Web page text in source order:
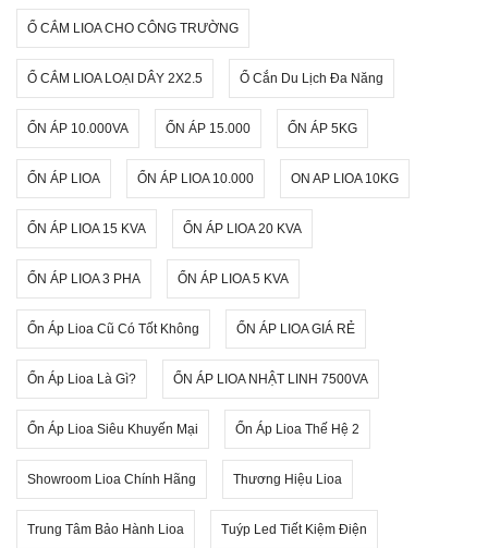
Ổ CẮM LIOA CHO CÔNG TRƯỜNG
Ổ CẮM LIOA LOẠI DÂY 2X2.5 Ổ Cắn Du Lịch Đa Năng
ỔN ÁP 10.000VA ỔN ÁP 15.000 ỔN ÁP 5KG
ỔN ÁP LIOA ỔN ÁP LIOA 10.000 ON AP LIOA 10KG
ỔN ÁP LIOA 15 KVA ỔN ÁP LIOA 20 KVA
ỔN ÁP LIOA 3 PHA ỔN ÁP LIOA 5 KVA
Ổn Áp Lioa Cũ Có Tốt Không ỔN ÁP LIOA GIÁ RẺ
Ổn Áp Lioa Là Gì? ỔN ÁP LIOA NHẬT LINH 7500VA
Ổn Áp Lioa Siêu Khuyến Mại Ổn Áp Lioa Thế Hệ 2
Showroom Lioa Chính Hãng Thương Hiệu Lioa
Trung Tâm Bảo Hành Lioa Tuýp Led Tiết Kiệm Điện